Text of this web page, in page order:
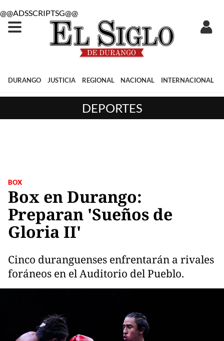
@@ADSSCRIPTSG@@
DURANGO JUSTICIA REGIONAL NACIONAL INTERNACIONAL
DEPORTES
BOX
Box en Durango:
Preparan 'Sueños de
Gloria II'
Cinco duranguenses enfrentarán a rivales
foráneos en el Auditorio del Pueblo.